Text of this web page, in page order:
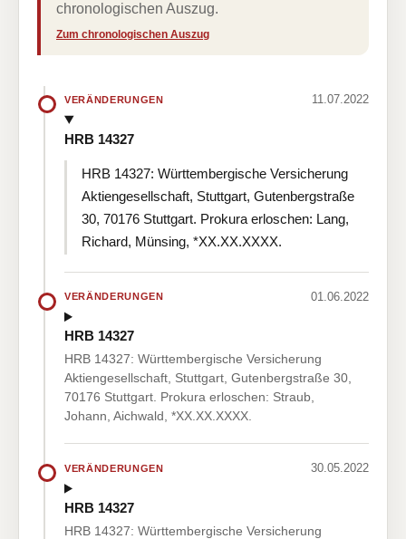
chronologischen Auszug.
Zum chronologischen Auszug
VERÄNDERUNGEN 11.07.2022
HRB 14327
HRB 14327: Württembergische Versicherung
Aktiengesellschaft, Stuttgart, Gutenbergstraße
30, 70176 Stuttgart. Prokura erloschen: Lang,
Richard, Münsing, *XX.XX.XXXX.
VERÄNDERUNGEN 01.06.2022
HRB 14327
HRB 14327: Württembergische Versicherung
Aktiengesellschaft, Stuttgart, Gutenbergstraße 30,
70176 Stuttgart. Prokura erloschen: Straub,
Johann, Aichwald, *XX.XX.XXXX.
VERÄNDERUNGEN 30.05.2022
HRB 14327
HRB 14327: Württembergische Versicherung